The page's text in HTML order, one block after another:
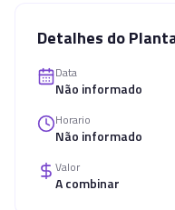
Detalhes do
Data
Não informado
Horario
Não informado
Valor
A combinar